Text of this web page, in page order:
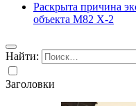
Раскрыта причина
объекта M82 X-2
Найти:
Заголовки